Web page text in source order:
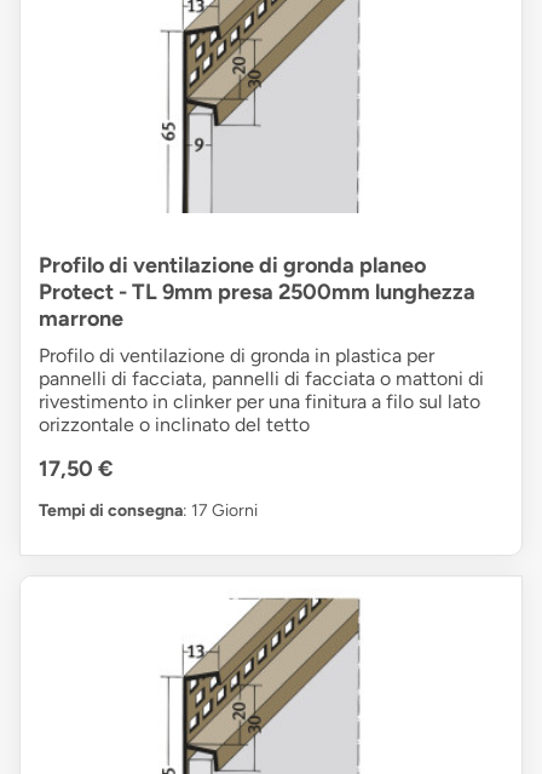
Profilo di ventilazione di gronda planeo
Protect - TL 9mm presa 2500mm lunghezza
marrone
Profilo di ventilazione di gronda in plastica per
pannelli di facciata, pannelli di facciata o mattoni di
rivestimento in clinker per una finitura a filo sul lato
orizzontale o inclinato del tetto
17,50 €
Tempi di consegna: 17 Giorni